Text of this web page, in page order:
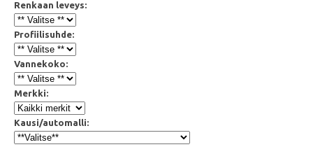
Renkaan leveys:
Profiilisuhde:
Vannekoko:
Merkki:
Kausi/automalli: